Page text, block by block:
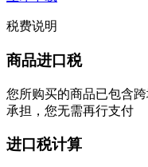
税费说明
商品进口税
您所购买的商品已包含
承担，您无需再行支付
进口税计算